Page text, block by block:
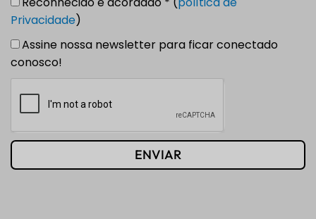
Privacidade)
Assine nossa newsletter para ficar conectado
conosco!
ENVIAR